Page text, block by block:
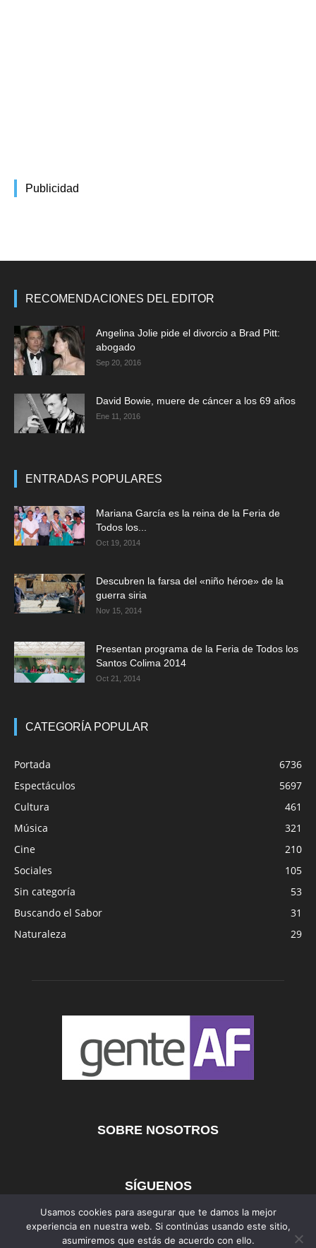
Publicidad
RECOMENDACIONES DEL EDITOR
Angelina Jolie pide el divorcio a Brad Pitt:
abogado
Sep 20, 2016
David Bowie, muere de cáncer a los 69 años
Ene 11, 2016
ENTRADAS POPULARES
Mariana García es la reina de la Feria de
Todos los...
Oct 19, 2014
Descubren la farsa del «niño héroe» de la
guerra siria
Nov 15, 2014
Presentan programa de la Feria de Todos los
Santos Colima 2014
Oct 21, 2014
CATEGORÍA POPULAR
Portada
6736
Espectáculos
5697
Cultura
461
Música
321
Cine
210
Sociales
105
Sin categoría
53
Buscando el Sabor
31
Naturaleza
29
SOBRE NOSOTROS
SÍGUENOS
AFmedios MujerAF AutosAF
Usamos cookies para asegurar que te damos la mejor
experiencia en nuestra web. Si continúas usando este sitio,
asumiremos que estás de acuerdo con ello.